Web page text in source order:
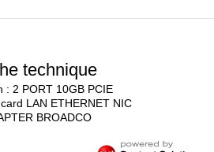
technique
: 2 PORT 10GB PCIE
LAN ETHERNET NIC
BROADCO